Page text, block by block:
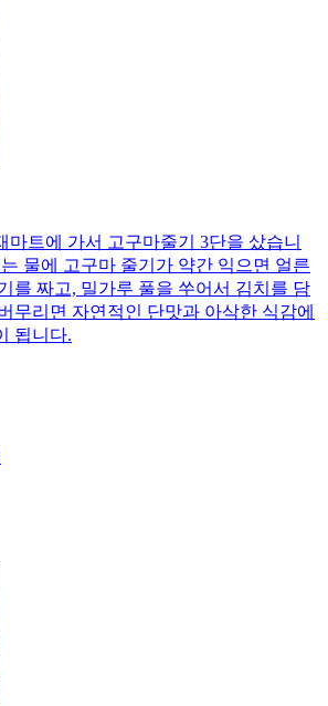
마트에 가서 고구마줄기 3단을 샀습니
물에 고구마 줄기가 약간 익으면 얼른
를 짜고, 밀가루 풀을 쑤어서 김치를 담
무리면 자연적인 단맛과 아삭한 식감에
됩니다.